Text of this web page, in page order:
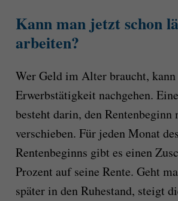
Kann man jetzt schon
arbeiten?
Wer Geld im Alter braucht,
Erwerbstätigkeit nachgehen.
besteht darin, den Rentenbeginn
verschieben. Für jeden Monat
Rentenbeginns gibt es einen
Prozent auf seine Rente. Geht
später in den Ruhestand, steigt